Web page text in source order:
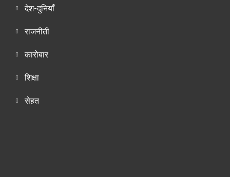
देश-दुनियाँ
राजनीती
कारोबार
शिक्षा
सेहत